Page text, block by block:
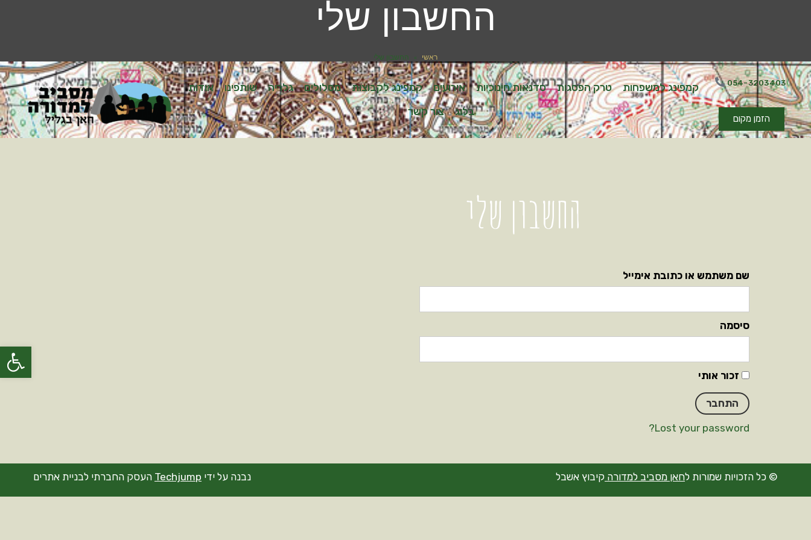
פתח
החשבון שלי
ראשי החשבון שלי
054-3203403
הזמן מקום
קמפינג למשפחות טרק הפסגות סדנאות חינוכיות אירועים קמפינג לקבוצות מסלולים גלריה שותפינו
אודות
בלוג
צור קשר
החשבון שלי
שם משתמש או כתובת אימייל
סיסמה
זכור אותי
Lost your password?
© כל הזכויות שמורות לחאן מסביב למדורה קיבוץ אשבל נבנה על ידי Techjump העסק החברתי לבניית אתרים